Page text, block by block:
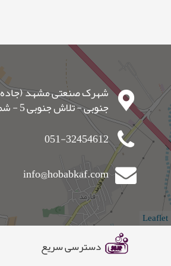
شهرک صنعتی مشهد (جاده
جنوبی - تلاش جنوبی 5 - شماره 387
051-32454612
info@hobabkaf.com
Leaflet
دسترسی سریع